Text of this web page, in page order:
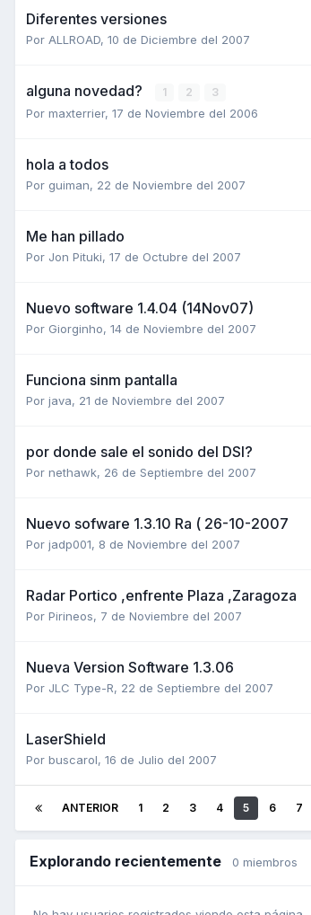
Diferentes versiones
Por ALLROAD, 10 de Diciembre del 2007
alguna novedad? 1 2 3
Por maxterrier, 17 de Noviembre del 2006
hola a todos
Por guiman, 22 de Noviembre del 2007
Me han pillado
Por Jon Pituki, 17 de Octubre del 2007
Nuevo software 1.4.04 (14Nov07)
Por Giorginho, 14 de Noviembre del 2007
Funciona sinm pantalla
Por java, 21 de Noviembre del 2007
por donde sale el sonido del DSI?
Por nethawk, 26 de Septiembre del 2007
Nuevo sofware 1.3.10 Ra ( 26-10-2007
Por jadp001, 8 de Noviembre del 2007
Radar Portico ,enfrente Plaza ,Zaragoza
Por Pirineos, 7 de Noviembre del 2007
Nueva Version Software 1.3.06
Por JLC Type-R, 22 de Septiembre del 2007
LaserShield
Por buscarol, 16 de Julio del 2007
ANTERIOR 1 2 3 4 5 6 7
Explorando recientemente 0 miembros